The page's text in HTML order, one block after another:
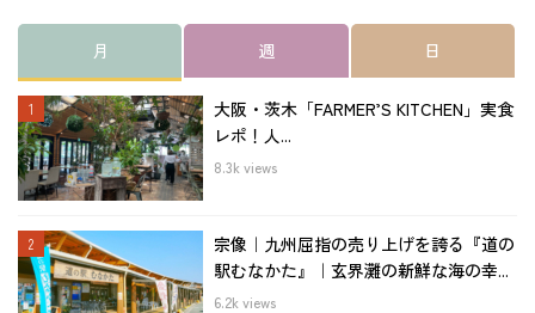
月 週 日
大阪・茨木「FARMER’S KITCHEN」実食
レポ！人...
8.3k views
宗像｜九州屈指の売り上げを誇る『道の
駅むなかた』｜玄界灘の新鮮な海の幸...
6.2k views